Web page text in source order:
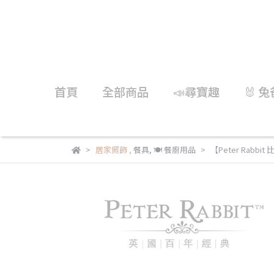
首頁 全部商品 📣尋寶趣 🐰
居家擺飾, 餐具, 🍽️ 餐廚用品 【Peter Rabbit